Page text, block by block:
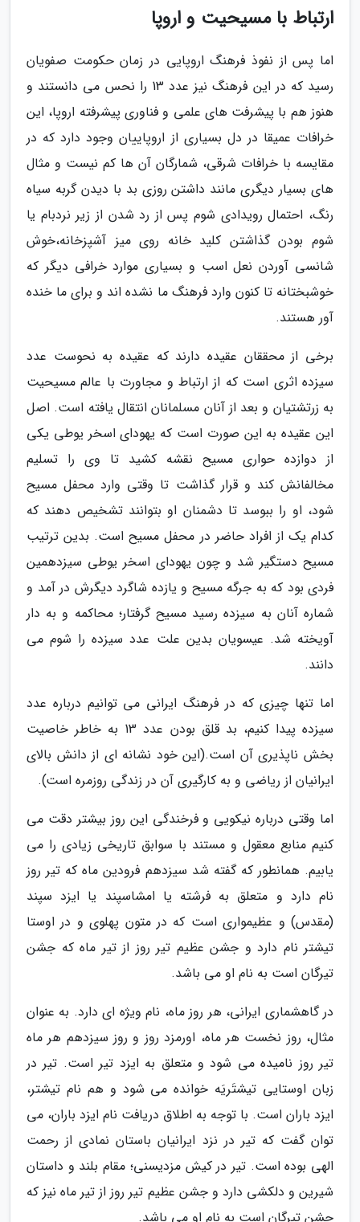
ارتباط با مسیحیت و اروپا
اما پس از نفوذ فرهنگ اروپایی در زمان حکومت صفویان
رسید که در این فرهنگ نیز عدد 13 را نحس می دانستند و
هنوز هم با پیشرفت های علمی و فناوری پیشرفته اروپا، این
خرافات عمیقا در دل بسیاری از اروپاییان وجود دارد که در
مقایسه با خرافات شرقی، شمارگان آن ها کم نیست و مثال
های بسیار دیگری مانند داشتن روزی بد با دیدن گربه سیاه
رنگ، احتمال رویدادی شوم پس از رد شدن از زیر نردبام یا
شوم بودن گذاشتن کلید خانه روی میز آشپزخانه،خوش
شانسی آوردن نعل اسب و بسیاری موارد خرافی دیگر که
خوشبختانه تا کنون وارد فرهنگ ما نشده اند و برای ما خنده
آور هستند.
برخی از محققان عقیده دارند که عقیده به نحوست عدد
سیزده اثری است که از ارتباط و مجاورت با عالم مسیحیت
به زرتشتیان و بعد از آنان مسلمانان انتقال یافته است. اصل
این عقیده به این صورت است که یهودای اسخر یوطی یکی
از دوازده حواری مسیح نقشه کشید تا وی را تسلیم
مخالفانش کند و قرار گذاشت تا وقتی وارد محفل مسیح
شود، او را ببوسد تا دشمنان او بتوانند تشخیص دهند که
کدام یک از افراد حاضر در محفل مسیح است. بدین ترتیب
مسیح دستگیر شد و چون یهودای اسخر یوطی سیزدهمین
فردی بود که به جرگه مسیح و یازده شاگرد دیگرش در آمد و
شماره آنان به سیزده رسید مسیح گرفتار؛ محاکمه و به دار
آویخته شد. عیسویان بدین علت عدد سیزده را شوم می
دانند.
اما تنها چیزی که در فرهنگ ایرانی می توانیم درباره عدد
سیزده پیدا کنیم، بد قلق بودن عدد 13 به خاطر خاصیت
بخش ناپذیری آن است.(این خود نشانه ای از دانش بالای
ایرانیان از ریاضی و به کارگیری آن در زندگی روزمره است).
اما وقتی درباره نیکویی و فرخندگی این روز بیشتر دقت می
کنیم منابع معقول و مستند با سوابق تاریخی زیادی را می
یابیم. همانطور که گفته شد سیزدهم فرودین ماه که تیر روز
نام دارد و متعلق به فرشته یا امشاسپند یا ایزد سپند
(مقدس) و عظیمواری است که در متون پهلوی و در اوستا
تیشتر نام دارد و جشن عظیم تیر روز از تیر ماه که جشن
تیرگان است به نام او می باشد.
در گاهشماری ایرانی، هر روز ماه، نام ویژه ای دارد. به عنوان
مثال، روز نخست هر ماه، اورمزد روز و روز سیزدهم هر ماه
تیر روز نامیده می شود و متعلق به ایزد تیر است. تیر در
زبان اوستایی تیشتَریَه خوانده می شود و هم نام تیشتر،
ایزد باران است. با توجه به اطلاق دریافت نام ایزد باران، می
توان گفت که تیر در نزد ایرانیان باستان نمادی از رحمت
الهی بوده است. تیر در کیش مزدیسنی؛ مقام بلند و داستان
شیرین و دلکشی دارد و جشن عظیم تیر روز از تیر ماه نیز که
جشن تیرگان است به نام او می باشد.